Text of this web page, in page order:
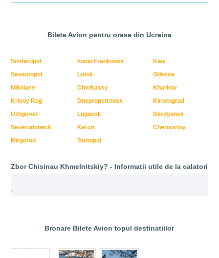
Bilete Avion pentru orase din Ucraina
Simferopol Ivano Frankovsk
Kiev
Sevastopol
Lutsk
Odessa
Nikolaev
Cherkassy
Kharkov
Krivoy Rog
Dnepropetrovsk
Kirovograd
Uzhgorod
Lugansk
Berdyansk
Severodoneck
Kerch
Chernovtsy
Mirgorod
Ternopol
Zbor Chisinau Khmelnitskiy? - Informatii utile de la calatori
Bronare Bilete Avion topul destinatiilor